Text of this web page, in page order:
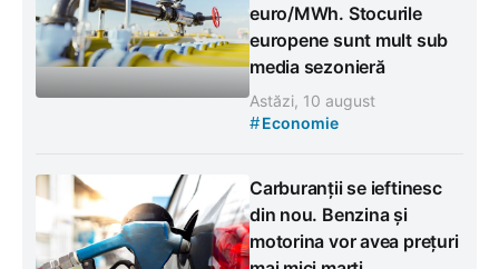
euro/MWh. Stocurile
europene sunt mult sub
media sezonieră
Astăzi, 10 august
#Economie
Carburanții se ieftinesc
din nou. Benzina și
motorina vor avea prețuri